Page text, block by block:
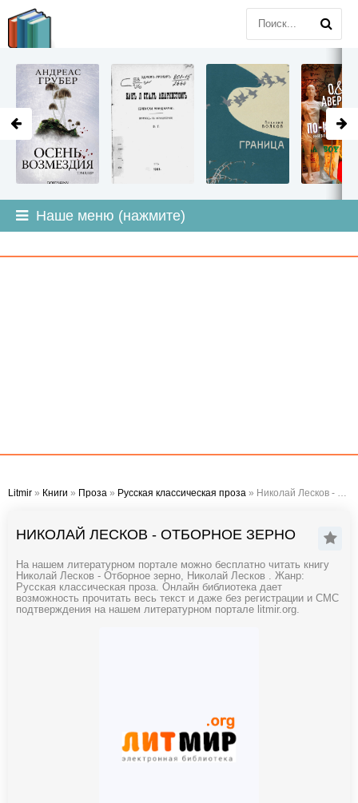
Наше меню (нажмите)
Litmir » Книги » Проза » Русская классическая проза » Николай Лесков - Отборное зерно
НИКОЛАЙ ЛЕСКОВ - ОТБОРНОЕ ЗЕРНО
На нашем литературном портале можно бесплатно читать книгу
Николай Лесков - Отборное зерно, Николай Лесков . Жанр:
Русская классическая проза. Онлайн библиотека дает
возможность прочитать весь текст и даже без регистрации и СМС
подтверждения на нашем литературном портале litmir.org.
LITMIR.ORG